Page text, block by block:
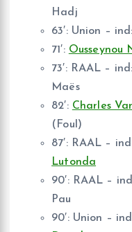
Hadj
63′: Union –
71′: Ousseynou
73′: RAAL –
Maës
82′: Charles
(Foul)
87′: RAAL –
Lutonda
90′: RAAL –
Pau
90′: Union –